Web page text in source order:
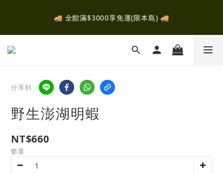
營！ ✈️
🚚 全館滿$3000享免運(限本島) 🚚
✈️ 全館消費滿$2000，即可參加抽獎！有機會抽中富士山露
分享到
野生澎湖明蝦
NT$660
數量